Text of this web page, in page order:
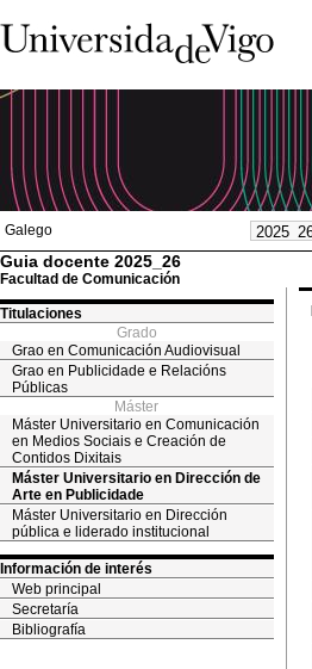
Galego
Guia docente 2025_26
Facultad de Comunicación
Titulaciones
Grado
Grao en Comunicación Audiovisual
Grao en Publicidade e Relacións
Públicas
Máster
Máster Universitario en Comunicación
en Medios Sociais e Creación de
Contidos Dixitais
Máster Universitario en Dirección de
Arte en Publicidade
Máster Universitario en Dirección
pública e liderado institucional
Información de interés
Web principal
Secretaría
Bibliografía